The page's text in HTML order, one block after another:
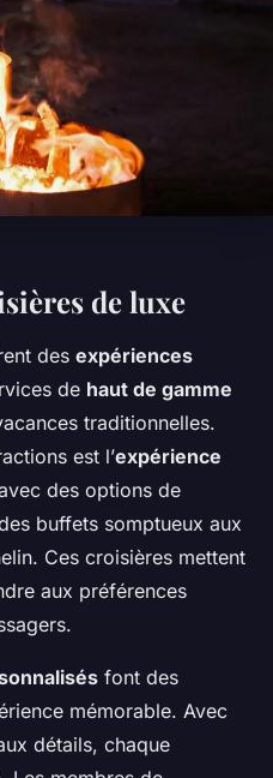
de luxe
des expériences
de haut de gamme
traditionnelles.
est l’expérience
des options de
buffets somptueux aux
Ces croisières mettent
aux préférences
font des
mémorable. Avec
détails, chaque